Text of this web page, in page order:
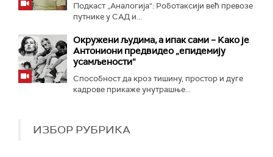
Подкаст „Аналогија“: Роботаксији већ превозе
путнике у САД и...
Окружени људима, а ипак сами – Како је
Антониони предвидео „епидемију
усамљености“
Способност да кроз тишину, простор и дуге
кадрове прикаже унутрашње...
ИЗБОР РУБРИКА